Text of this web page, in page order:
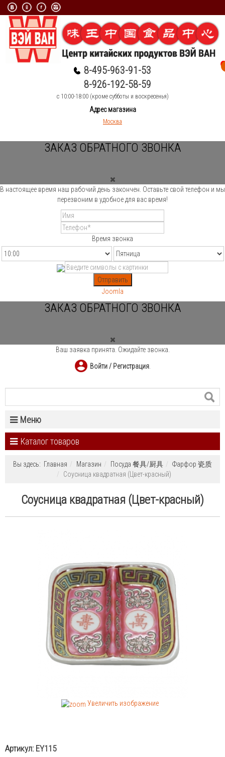
8-495-963-91-53
8-926-192-58-59
c 10:00-18:00 (кроме субботы и воскресенья)
Адрес магазина
Москва
ЗАКАЗ ОБРАТНОГО ЗВОНКА
В настоящее время наш рабочий день закончен. Оставьте свой телефон и мы
перезвоним в удобное для вас время!
Время звонка
Отправить
Joomla
ЗАКАЗ ОБРАТНОГО ЗВОНКА
Ваш заявка принята. Ожидайте звонка.
Войти / Регистрация.
Меню
Каталог товаров
Вы здесь: Главная Магазин Посуда 餐具/厨具
Фарфор 瓷质
Соусница квадратная (Цвет-красный)
Соусница квадратная (Цвет-красный)
Увеличить изображение
Артикул: EY115